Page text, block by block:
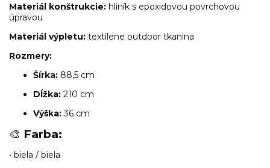
Materiál konštrukcie: hliník s epoxidovou povrchovou
úpravou
Materiál výpletu: textilene outdoor tkanina
Rozmery:
Šírka: 88,5 cm
Dĺžka: 210 cm
Výška:36 cm
🎨 Farba:
• biela / biela